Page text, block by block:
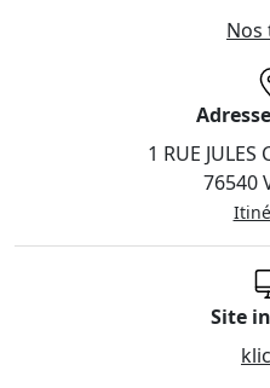
Nos
1 RUE JULES
76540
Site